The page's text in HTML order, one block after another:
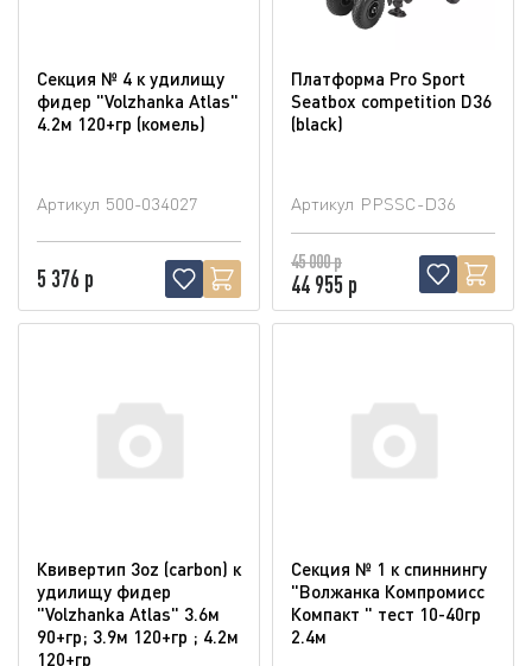
Секция № 4 к удилищу
фидер "Volzhanka Atlas"
4.2м 120+гр (комель)
Артикул 500-034027
5 376 р
Платформа Pro Sport
Seatbox competition D36
(blaсk)
Артикул PPSSC-D36
45 000 р
44 955 р
Квивертип 3oz (carbon) к
удилищу фидер
"Volzhanka Atlas" 3.6м
90+гр; 3.9м 120+гр ; 4.2м
120+гр
Секция № 1 к спиннингу
"Волжанка Компромисс
Компакт " тест 10-40гр
2.4м